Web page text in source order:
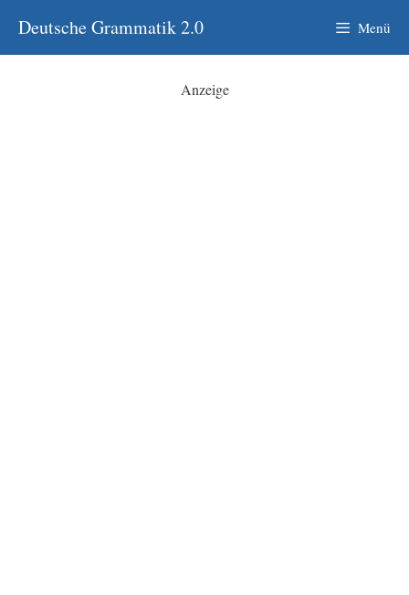
Inhalt
springen
Deutsche Grammatik 2.0 Menü
Anzeige